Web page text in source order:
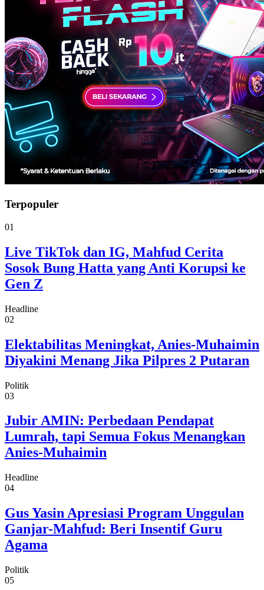
Terpopuler
01
Live TikTok dan IG, Mahfud Cerita
Sosok Bung Hatta yang Anti Korupsi ke
Gen Z
Headline
02
Elektabilitas Meningkat, Anies-Muhaimin
Diyakini Menang Jika Pilpres 2 Putaran
Politik
03
Jubir AMIN: Perbedaan Pendapat
Lumrah, tapi Semua Fokus Menangkan
Anies-Muhaimin
Headline
04
Gus Yasin Apresiasi Program Unggulan
Ganjar-Mahfud: Beri Insentif Guru
Agama
Politik
05